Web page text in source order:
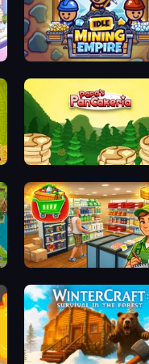
Idle Mining Empire
Papa's Pancakeria
Supermarket Simulator: